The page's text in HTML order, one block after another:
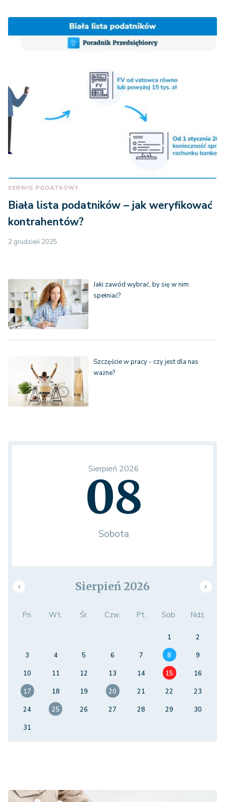
SERWIS PODATKOWY
Biała lista podatników – jak weryfikować
kontrahentów?
2 grudzień 2025
Jaki zawód wybrać, by się w nim
spełniać?
Szczęście w pracy - czy jest dla nas
ważne?
Sierpień 2026
08
Sobota
Sierpień 2026
Pn. Wt. Śr. Czw. Pt. Sob. Ndz.
1
2
3
4 5 6 7 8
9
10
11 12 13 14 15
16
17
18 19 20 21 22
23
24
25 26 27 28 29
30
31